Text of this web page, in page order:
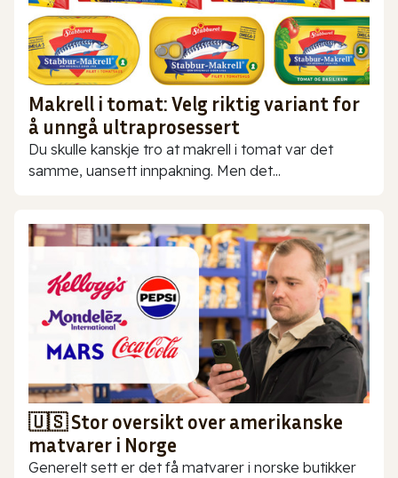
Makrell i tomat: Velg riktig variant for
å unngå ultraprosessert
Du skulle kanskje tro at makrell i tomat var det
samme, uansett innpakning. Men det...
🇺🇸 Stor oversikt over amerikanske
matvarer i Norge
Generelt sett er det få matvarer i norske butikker